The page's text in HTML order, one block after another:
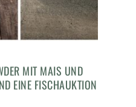
MIT MAIS UND
EINE FISCHAUKTION